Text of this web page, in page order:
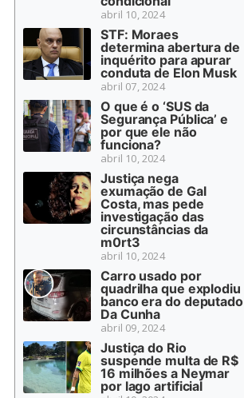
abril 10, 2024
STF: Moraes
determina abertura de
inquérito para apurar
conduta de Elon Musk
abril 07, 2024
O que é o ‘SUS da
Segurança Pública’ e
por que ele não
funciona?
abril 10, 2024
Justiça nega
exumação de Gal
Costa, mas pede
investigação das
circunstâncias da
m0rt3
abril 10, 2024
Carro usado por
quadrilha que explodiu
banco era do deputado
Da Cunha
abril 09, 2024
Justiça do Rio
suspende multa de R$
16 milhões a Neymar
por lago artificial